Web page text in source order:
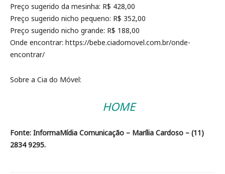
Preço sugerido da mesinha: R$ 428,00
Preço sugerido nicho pequeno: R$ 352,00
Preço sugerido nicho grande: R$ 188,00
Onde encontrar: https://bebe.ciadomovel.com.br/onde-
encontrar/
Sobre a Cia do Móvel:
HOME
Fonte: InformaMídia Comunicação – Marília Cardoso – (11)
2834 9295.